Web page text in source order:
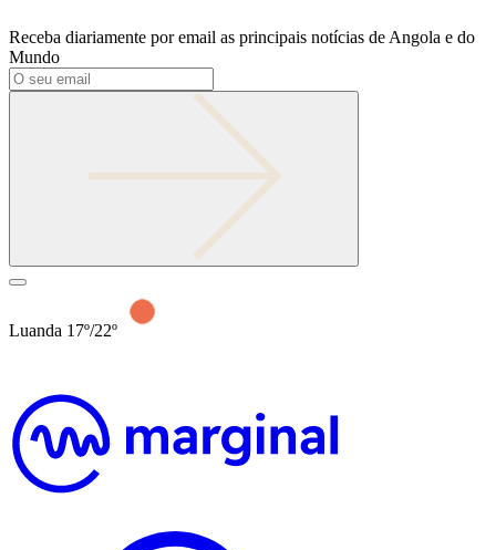
Receba diariamente por email as principais notícias de Angola e do
Mundo
Luanda 17º/22º